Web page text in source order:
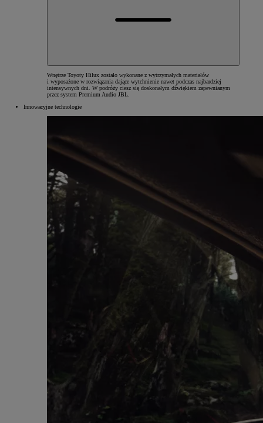
Wnętrze Toyoty Hilux zostało wykonane z wytrzymałych materiałów
i wyposażone w rozwiązania dające wytchnienie nawet podczas najbardziej
intensywnych dni. W podróży ciesz się doskonałym dźwiękiem zapewnianym
przez system Premium Audio JBL.
Innowacyjne technologie